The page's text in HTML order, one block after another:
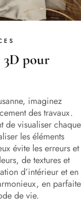
pour
imaginez
des travaux.
de visualiser chaque
les éléments
évite les erreurs et
de textures et
d’intérieur et en
en parfaite
de vie.